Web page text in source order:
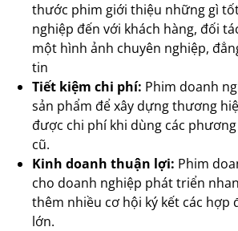
thước phim giới thiệu những gì
nghiệp đến với khách hàng, đối
một hình ảnh chuyên nghiệp,
tin
Tiết kiệm chi phí: Phim doanh
sản phẩm để xây dựng thương
được chi phí khi dùng các
cũ.
Kinh doanh thuận lợi: Phim
cho doanh nghiệp phát triển
thêm nhiều cơ hội ký kết các hợp
lớn.